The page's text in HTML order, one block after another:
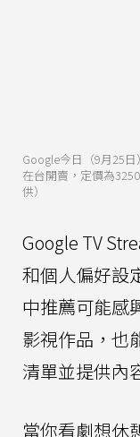
Google今日（9月25
在台開賣，定價為
供）
Google TV
和個人偏好設
中推薦可能感
影視作品，也
清單並提供內
當你看劇想休